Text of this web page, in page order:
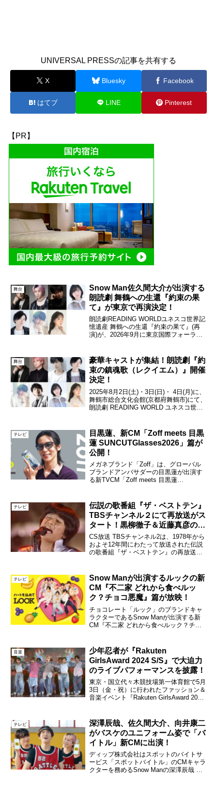
UNIVERSAL PRESSの記事を共有する
X Bluesky Facebook
はてブ LINE Pinterest
【PR】
舞台
Snow Man佐久間大介が出演する
朗読劇 舞鶴への生還『約束の果
て』が東京で再演決定！
朗読劇READING WORLDユネスコ世界記
憶遺産 舞鶴への生還『約束の果て』(再
演)が、2026年9月に東京国際フォーラム
京都・世界文化遺産 下鴨神社で開催さ...
舞台
豪華キャストが集結！朗読劇『約
束の鎮魂歌（レクイエム）』開催
決定！
2025年8月2日(土)・3日(日)・ 4日(月)に、
舞鶴市総合文化会館(京都府舞鶴市)にて、
朗読劇 READING WORLD ユネスコ世界
た。昨年開催した朗読劇...
テレビ
目黒蓮、新CM「Zoff meets 目黒
蓮 SUNCUTGlasses2026」篇が
公開！
メガネブランド「Zoff」は、グローバル
ブランドアンバサダーの目黒蓮が出演す
る新TVCM「Zoff meets 目黒蓮
蓮「Zoff meets ...
テレビ
伝説の歌番組『ザ・ベストテン』
TBSチャンネル２にて再放送がス
タート！黒柳徹子＆近藤真彦のス
ペシャル対談も！
CS放送 TBSチャンネル2は、1978年から
およそ12年間にわたって放送された伝説
の歌番組『ザ・ベストテン』の再放送を
近藤真彦6月からスタートする再放送の記
念すべ...
テレビ
Snow Manが出演するルックの新
CM『不二家 どれから食べルッ
ク？チョコ悪魔』篇が放映！
チョコレート「ルック」のブランドキャ
ラクターであるSnow Manが出演する新
CM『不二家 どれから食べルック？チョ
Man が選んだマグカップが当たる！どれ
か...
音楽
少年忍者が『Rakuten
GirlsAward 2024 S/S』で大迫力
のライブパフォーマンスを披露！
東京・国立代々木競技場第一体育館で5月
3日（金・祝）に行われたファッション＆
音楽イベント『Rakuten GirlsAward 2024
忍者『Rakut...
テレビ
深澤辰哉、佐久間大介、向井康二
がバスケのユニフォーム姿で「バ
イトル」新CMに出演！
ディップ株式会社はスポットのバイトサ
ービス「スポットバイトル」のCMキャラ
クターを務めるSnow Manの深澤辰哉 、